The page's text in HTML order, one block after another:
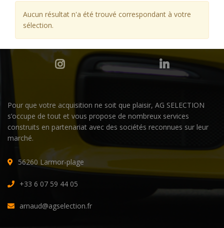
Aucun résultat n'a été trouvé correspondant à votre
sélection.
Pour que votre acquisition ne soit que plaisir, AG SELECTION
s’occupe de tout et vous propose de nombreux services
construits en partenariat avec des sociétés reconnues sur leur
marché.
56260 Larmor-plage
+33 6 07 59 44 05
arnaud@agselection.fr